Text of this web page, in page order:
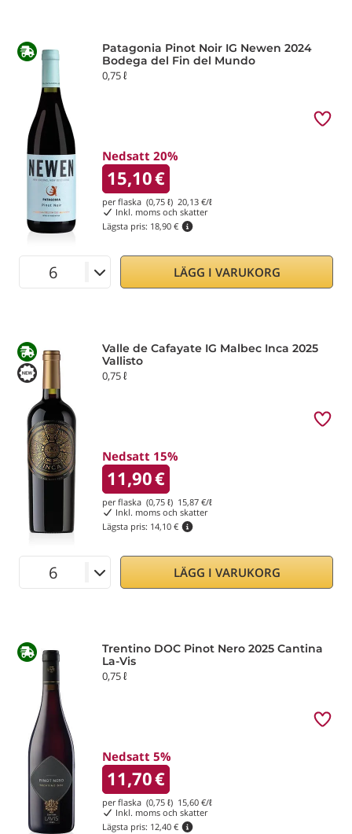
Patagonia Pinot Noir IG Newen 2024
Bodega del Fin del Mundo
0,75 ℓ
Nedsatt 20%
15,10€
per flaska (0,75 ℓ) 20,13 €/ℓ
Inkl. moms och skatter
Lägsta pris: 18,90 €
LÄGG I VARUKORG
Valle de Cafayate IG Malbec Inca 2025
Vallisto
0,75 ℓ
Nedsatt 15%
11,90€
per flaska (0,75 ℓ) 15,87 €/ℓ
Inkl. moms och skatter
Lägsta pris: 14,10 €
LÄGG I VARUKORG
Trentino DOC Pinot Nero 2025 Cantina
La-Vis
0,75 ℓ
Nedsatt 5%
11,70€
per flaska (0,75 ℓ) 15,60 €/ℓ
Inkl. moms och skatter
Lägsta pris: 12,40 €